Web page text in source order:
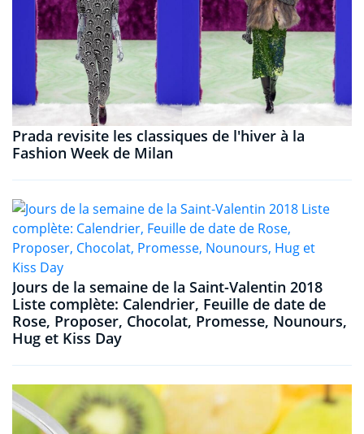
Prada revisite les classiques de l'hiver à la
Fashion Week de Milan
Jours de la semaine de la Saint-Valentin 2018
Liste complète: Calendrier, Feuille de date de
Rose, Proposer, Chocolat, Promesse, Nounours,
Hug et Kiss Day